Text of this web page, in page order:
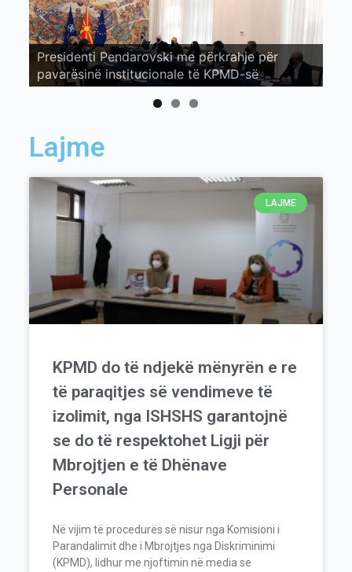
Presidenti Pendarovski me përkrahje për
pavarësinë institucionale të KPMD-së
Lajme
LAJME
KPMD do të ndjekë mënyrën e re
të paraqitjes së vendimeve të
izolimit, nga ISHSHS garantojnë
se do të respektohet Ligji për
Mbrojtjen e të Dhënave
Personale
Në vijim të procedurës së nisur nga Komisioni i
Parandalimit dhe i Mbrojtjes nga Diskriminimi
(KPMD), lidhur me njoftimin në media se